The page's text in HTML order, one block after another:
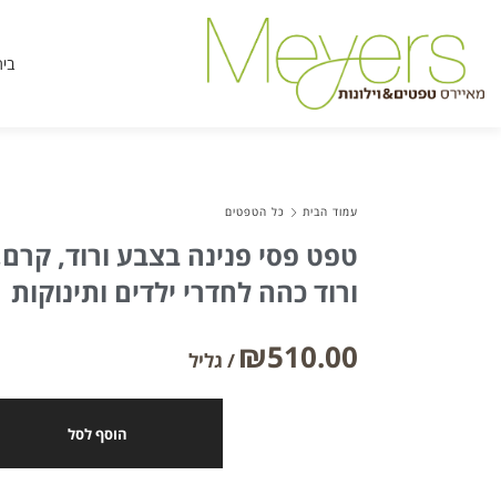
עמוד הבית כל הטפטים
טפט פסי פנינה בצבע ורוד,
ורוד כהה לחדרי ילדים ותינוקות
₪510.00
הוסף לסל